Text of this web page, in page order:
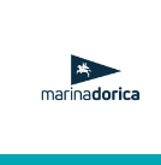
contenuto